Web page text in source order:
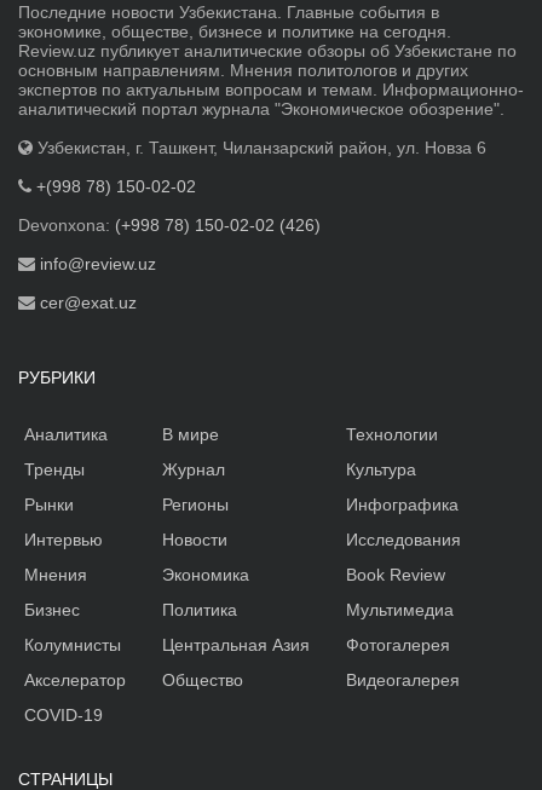
Последние новости Узбекистана. Главные события в
экономике, обществе, бизнесе и политике на сегодня.
Review.uz публикует аналитические обзоры об Узбекистане по
основным направлениям. Мнения политологов и других
экспертов по актуальным вопросам и темам. Информационно-
аналитический портал журнала "Экономическое обозрение".
Узбекистан, г. Ташкент, Чиланзарский район, ул. Новза 6
+(998 78) 150-02-02
Devonxona: (+998 78) 150-02-02 (426)
info@review.uz
cer@exat.uz
РУБРИКИ
Аналитика
Тренды
Рынки
Интервью
Мнения
Бизнес
Колумнисты
Акселератор
В мире
Журнал
Регионы
Новости
Экономика
Политика
Центральная Азия
Общество
Технологии
Культура
Инфографика
Исследования
Book Review
Мультимедиа
Фотогалерея
Видеогалерея
COVID-19
СТРАНИЦЫ